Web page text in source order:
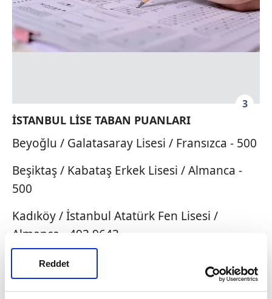
Reddet
3
İSTANBUL LİSE TABAN PUANLARI
Beyoğlu / Galatasaray Lisesi / Fransızca - 500
Beşiktaş / Kabataş Erkek Lisesi / Almanca -
500
Kadıköy / İstanbul Atatürk Fen Lisesi /
Almanca - 493,9643
Fatih / Cağaloğlu Anadolu Lisesi / Almanca -
491,796